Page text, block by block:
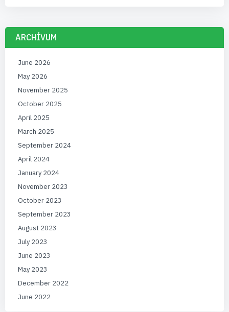
ARCHÍVUM
June 2026
May 2026
November 2025
October 2025
April 2025
March 2025
September 2024
April 2024
January 2024
November 2023
October 2023
September 2023
August 2023
July 2023
June 2023
May 2023
December 2022
June 2022